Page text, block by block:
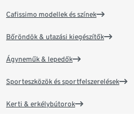
Cafissimo modellek és színek
Bőröndök & utazási kiegészítők
Ágyneműk & lepedők
Sporteszközök és sportfelszerelések
Kerti & erkélybútorok